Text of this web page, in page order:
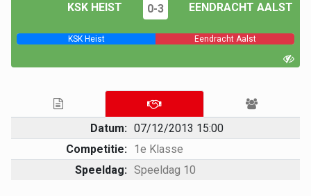
KSK HEIST 0-3 EENDRACHT AALST
KSK Heist Eendracht Aalst
Datum: 07/12/2013 15:00
Competitie: 1e Klasse
Speeldag: Speeldag 10